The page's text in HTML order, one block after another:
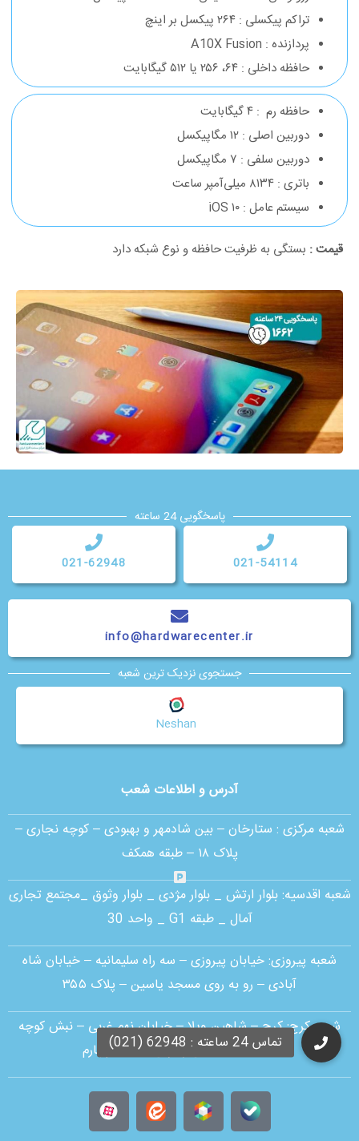
تراکم پیکسلی : ۲۶۴ پیکسل بر اینچ
پردازنده : A10X Fusion
حافظه داخلی : ۶۴، ۲۵۶ یا ۵۱۲ گیگابایت
حافظه رم : ۴ گیگابایت
دوربین اصلی : ۱۲ مگاپیکسل
دوربین سلفی : ۷ مگاپیکسل
باتری : ۸۱۳۴ میلی‌آمپر ساعت
سیستم عامل : iOS ۱۰
قیمت : بستگی به ظرفیت حافظه و نوع شبکه دارد
آدرس و اطلاعات شعب
شعبه مرکزی : ستارخان – بین شادمهر و بهبودی – کوچه نجاری –
پلاک ۱۸ – طبقه همکف
شعبه اقدسیه:بلوار ارتش _ بلوار مژدی _ بلوار وثوق _مجتمع تجاری
آمال _ طبقه G1 _ واحد 30
شعبه پیروزی: خیابان پیروزی – سه راه سلیمانیه – خیابان شاه
آبادی – رو به روی مسجد یاسین – پلاک ۳۵۵
شعبه کرج:کرج – شاهین ویلا – خیابان نهم غربی – نبش کوچه
قنات – ساختمان زاگرس – طبقه چهارم
پاسخگویی 24 ساعته
021-54114
021-62948
info@hardwarecenter.ir
جستجوی نزدیک ترین شعبه
Neshan